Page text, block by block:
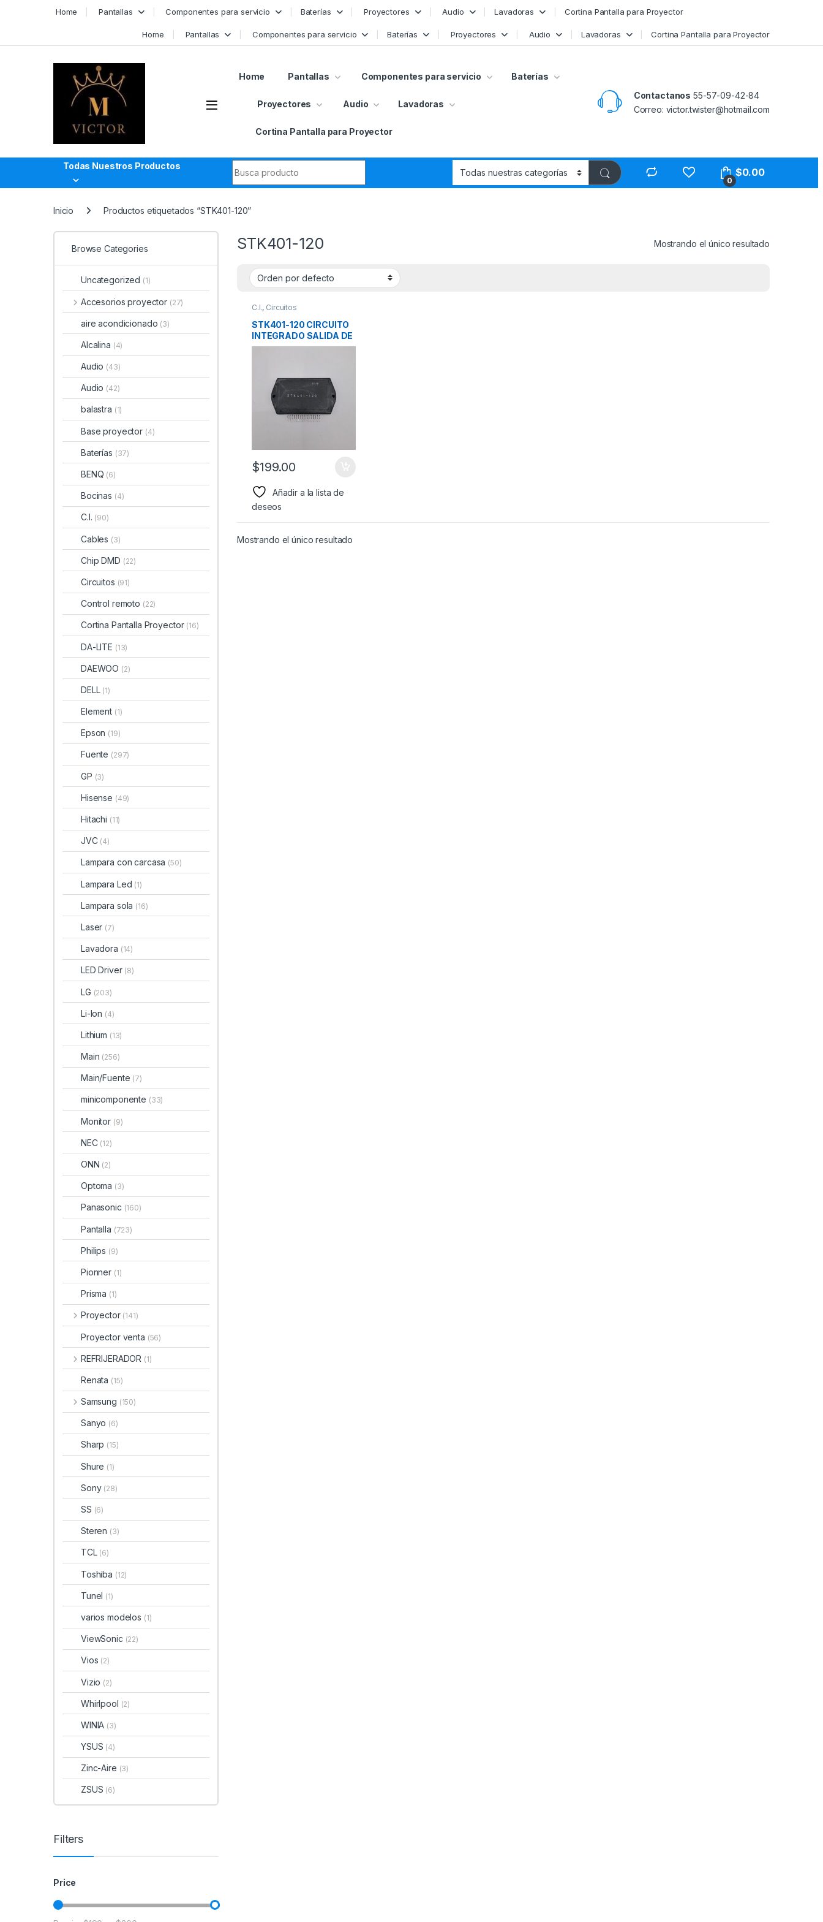
Home Pantallas Componentes para servicio Baterías Proyectores Audio Lavadoras Cortina Pantalla para Proyector
Home Pantallas Componentes para servicio Baterías Proyectores Audio Lavadoras Cortina Pantalla para Proyector
Home Pantallas Componentes para servicio Baterías
Proyectores Audio Lavadoras
Cortina Pantalla para Proyector
Contactanos 55-57-09-42-84
Correo: victor.twister@hotmail.com
Todas Nuestros Productos
0
$0.00
Inicio Productos etiquetados “STK401-120”
STK401-120 Mostrando el único resultado
C.I., Circuitos
STK401-120 CIRCUITO
INTEGRADO SALIDA DE
AUDIO MARCA SANYO
$199.00
Añadir a la lista de
deseos
Mostrando el único resultado
Browse Categories
Uncategorized (1)
Accesorios proyector (27)
aire acondicionado (3)
Alcalina (4)
Audio (43)
Audio (42)
balastra (1)
Base proyector (4)
Baterías (37)
BENQ (6)
Bocinas (4)
C.I. (90)
Cables (3)
Chip DMD (22)
Circuitos (91)
Control remoto (22)
Cortina Pantalla Proyector (16)
DA-LITE (13)
DAEWOO (2)
DELL (1)
Element (1)
Epson (19)
Fuente (297)
GP (3)
Hisense (49)
Hitachi (11)
JVC (4)
Lampara con carcasa (50)
Lampara Led (1)
Lampara sola (16)
Laser (7)
Lavadora (14)
LED Driver (8)
LG (203)
Li-Ion (4)
Lithium (13)
Main (256)
Main/Fuente (7)
minicomponente (33)
Monitor (9)
NEC (12)
ONN (2)
Optoma (3)
Panasonic (160)
Pantalla (723)
Philips (9)
Pionner (1)
Prisma (1)
Proyector (141)
Proyector venta (56)
REFRIJERADOR (1)
Renata (15)
Samsung (150)
Sanyo (6)
Sharp (15)
Shure (1)
Sony (28)
SS (6)
Steren (3)
TCL (6)
Toshiba (12)
Tunel (1)
varios modelos (1)
ViewSonic (22)
Vios (2)
Vizio (2)
Whirlpool (2)
WINIA (3)
YSUS (4)
Zinc-Aire (3)
ZSUS (6)
Filters
Price